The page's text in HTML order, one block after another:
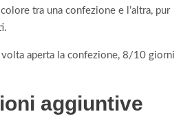
tra una confezione e l’altra, pur
volta aperta la confezione, 8/10 giorni
aggiuntive